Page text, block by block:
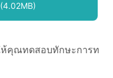
ห้คุณทดสอบทักษะการท